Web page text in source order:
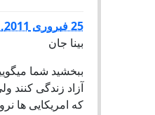
25 فبروری 2011, 17:40
بینا جان
ببخشید شما
آزاد زندگی کنند
که امریکایی ها